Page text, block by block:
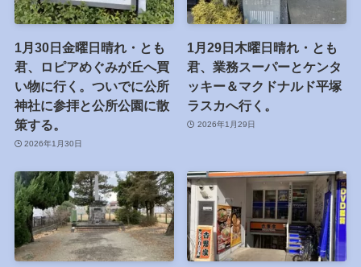
1月30日金曜日晴れ・とも
君、ロピアめぐみが丘へ買
い物に行く。ついでに公所
神社に参拝と公所公園に散
策する。
2026年1月30日
1月29日木曜日晴れ・とも
君、業務スーパーとケンタ
ッキー＆マクドナルド平塚
ラスカへ行く。
2026年1月29日